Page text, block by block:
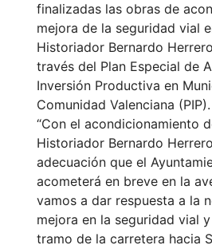
finalizadas las obras de
mejora de la seguridad vial
Historiador Bernardo
través del Plan Especial de
Inversión Productiva en
Comunidad Valenciana (PIP).
“Con el acondicionamiento
Historiador Bernardo
adecuación que el
acometerá en breve en la
vamos a dar respuesta a la
mejora en la seguridad vial
tramo de la carretera hacia